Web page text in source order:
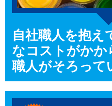
自社職人を抱え
なコストがかか
職人がそろって